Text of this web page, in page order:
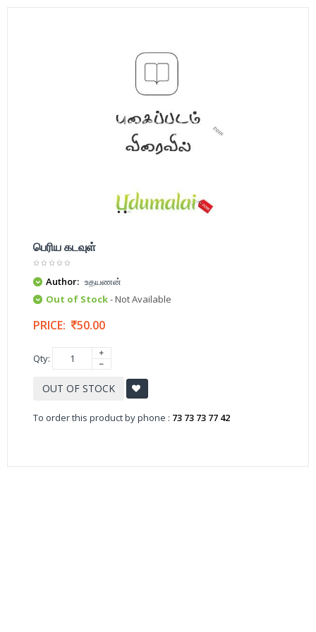
பெரிய கடவுள்
Author: உதயணன்
Out of Stock- Not Available
PRICE: 50.00
Qty:
OUT OF STOCK
To order this product by phone : 73 73 73 77 42